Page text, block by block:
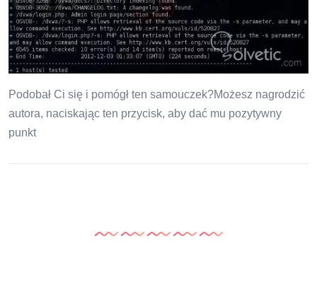
Podobał Ci się i pomógł ten samouczek?Możesz nagrodzić
autora, naciskając ten przycisk, aby dać mu pozytywny
punkt